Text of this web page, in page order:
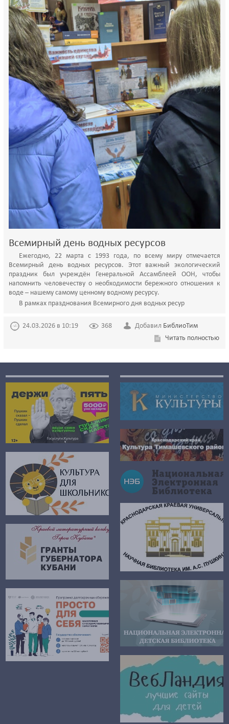
Всемирный день водных ресурсов
Ежегодно, 22 марта с 1993 года, по всему миру отмечается
Всемирный день водных ресурсов. Этот важный экологический
праздник был учреждён Генеральной Ассамблеей ООН, чтобы
напомнить человечеству о необходимости бережного отношения к
воде – нашему самому ценному водному ресурсу.
В рамках празднования Всемирного дня водных ресур
24.03.2026 в 10:19 368 Добавил БиблиоТим
Читать полностью